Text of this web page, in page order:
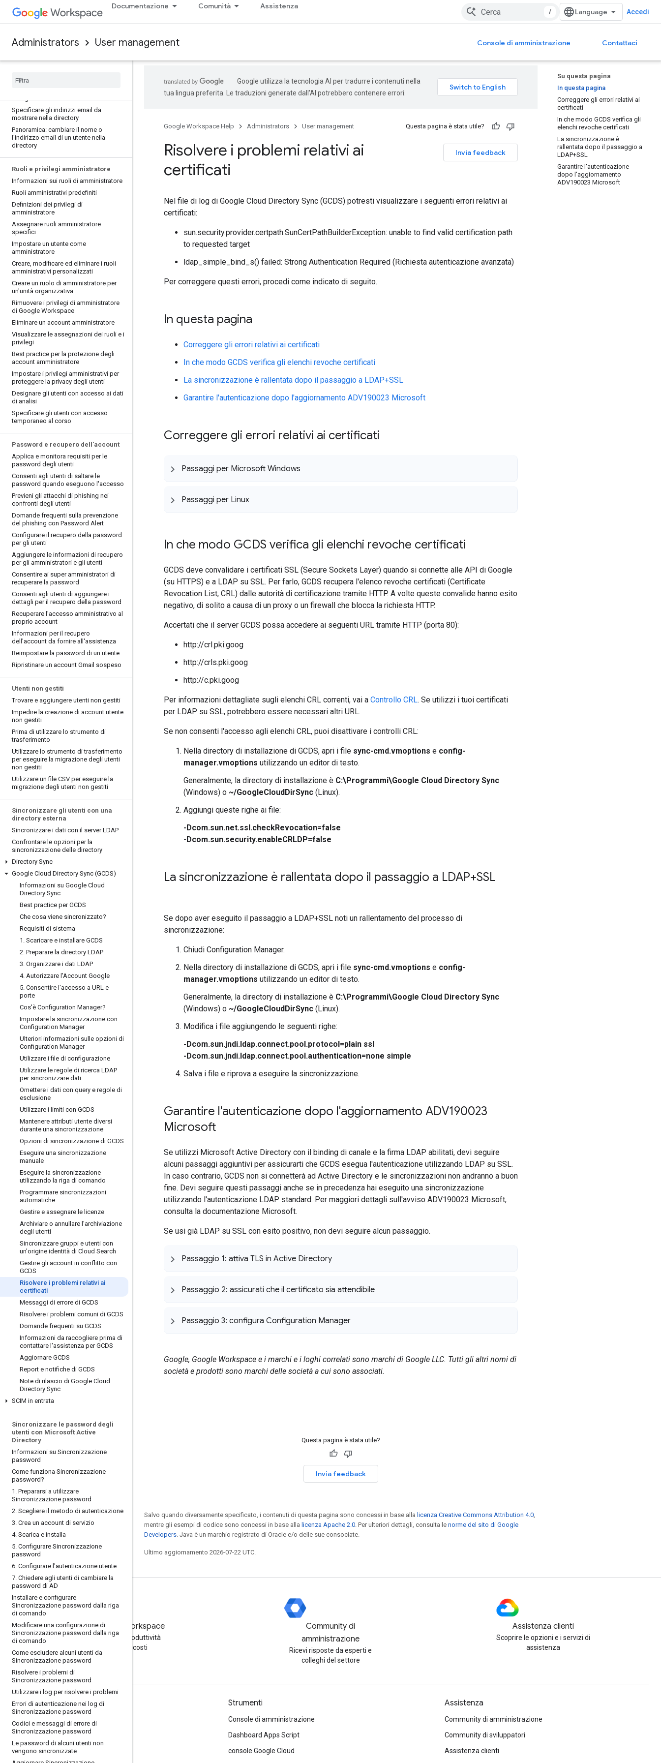
Documentazione Comunità Assistenza
/ Accedi
Administrators User management Console di amministrazione Contattaci
Consentire ad app di terze parti di
accedere ai dati della directory
Indirizzi email e alias
Panoramica: aggiungere indirizzi email
Aggiungere o eliminare un indirizzo
Delegare l'indirizzo email di un utente
Specificare gli indirizzi email da
mostrare nella directory
Panoramica: cambiare il nome o
l'indirizzo email di un utente nella
directory
Ruoli e privilegi amministratore
Informazioni sui ruoli di amministratore
Ruoli amministrativi predefiniti
Definizioni dei privilegi di
amministratore
Assegnare ruoli amministratore
specifici
Impostare un utente come
amministratore
Creare, modificare ed eliminare i ruoli
amministrativi personalizzati
Creare un ruolo di amministratore per
un'unità organizzativa
Rimuovere i privilegi di amministratore
di Google Workspace
Eliminare un account amministratore
Visualizzare le assegnazioni dei ruoli e i
privilegi
Best practice per la protezione degli
account amministratore
Impostare i privilegi amministrativi per
proteggere la privacy degli utenti
Designare gli utenti con accesso ai dati
di analisi
Specificare gli utenti con accesso
temporaneo al corso
Password e recupero dell'account
Applica e monitora requisiti per le
password degli utenti
Consenti agli utenti di saltare le
password quando eseguono l'accesso
Previeni gli attacchi di phishing nei
confronti degli utenti
Domande frequenti sulla prevenzione
del phishing con Password Alert
Configurare il recupero della password
per gli utenti
Aggiungere le informazioni di recupero
per gli amministratori e gli utenti
Consentire ai super amministratori di
recuperare la password
Consenti agli utenti di aggiungere i
dettagli per il recupero della password
Recuperare l'accesso amministrativo al
proprio account
Informazioni per il recupero
dell'account da fornire all'assistenza
Reimpostare la password di un utente
Ripristinare un account Gmail sospeso
Utenti non gestiti
Trovare e aggiungere utenti non gestiti
Impedire la creazione di account utente
non gestiti
Prima di utilizzare lo strumento di
trasferimento
Utilizzare lo strumento di trasferimento
per eseguire la migrazione degli utenti
non gestiti
Utilizzare un file CSV per eseguire la
migrazione degli utenti non gestiti
Sincronizzare gli utenti con una
directory esterna
Sincronizzare i dati con il server LDAP
Confrontare le opzioni per la
sincronizzazione delle directory
Directory Sync
Google Cloud Directory Sync (GCDS)
Informazioni su Google Cloud
Directory Sync
Best practice per GCDS
Che cosa viene sincronizzato?
Requisiti di sistema
1 . Scaricare e installare GCDS
2. Preparare la directory LDAP
3. Organizzare i dati LDAP
4. Autorizzare l'Account Google
5. Consentire l'accesso a URL e
porte
Cos'è Configuration Manager?
Impostare la sincronizzazione con
Configuration Manager
Ulteriori informazioni sulle opzioni di
Configuration Manager
Utilizzare i file di configurazione
Utilizzare le regole di ricerca LDAP
per sincronizzare dati
Omettere i dati con query e regole di
esclusione
Utilizzare i limiti con GCDS
Mantenere attributi utente diversi
durante una sincronizzazione
Opzioni di sincronizzazione di GCDS
Eseguire una sincronizzazione
manuale
Eseguire la sincronizzazione
utilizzando la riga di comando
Programmare sincronizzazioni
automatiche
Gestire e assegnare le licenze
Archiviare o annullare l'archiviazione
degli utenti
Sincronizzare gruppi e utenti con
un'origine identità di Cloud Search
Gestire gli account in conflitto con
GCDS
Risolvere i problemi relativi ai
certificati
Messaggi di errore di GCDS
Risolvere i problemi comuni di GCDS
Domande frequenti su GCDS
Informazioni da raccogliere prima di
contattare l'assistenza per GCDS
Aggiornare GCDS
Report e notifiche di GCDS
Note di rilascio di Google Cloud
Directory Sync
SCIM in entrata
Sincronizzare le password degli
utenti con Microsoft Active
Directory
Informazioni su Sincronizzazione
password
Come funziona Sincronizzazione
password?
1 . Prepararsi a utilizzare
Sincronizzazione password
2. Scegliere il metodo di autenticazione
3. Crea un account di servizio
4. Scarica e installa
5. Configurare Sincronizzazione
password
6. Configurare l'autenticazione utente
7. Chiedere agli utenti di cambiare la
password di AD
Installare e configurare
Sincronizzazione password dalla riga
di comando
Modificare una configurazione di
Sincronizzazione password dalla riga
di comando
Come escludere alcuni utenti da
Sincronizzazione password
Risolvere i problemi di
Sincronizzazione password
Utilizzare i log per risolvere i problemi
Errori di autenticazione nei log di
Sincronizzazione password
Codici e messaggi di errore di
Sincronizzazione password
Le password di alcuni utenti non
vengono sincronizzate
Su questa pagina
In questa pagina
Correggere gli errori relativi ai
certificati
In che modo GCDS verifica gli
elenchi revoche certificati
La sincronizzazione è
rallentata dopo il passaggio a
LDAP+SSL
Garantire l'autenticazione
dopo l'aggiornamento
ADV190023 Microsoft
Google utilizza la tecnologia AI per tradurre i contenuti nella
tua lingua preferita. Le traduzioni generate dall'AI potrebbero contenere errori.
Google Workspace Help Administrators User management Questa pagina è stata utile?
Invia feedback
Risolvere i problemi relativi ai
certificati
Nel file di log di Google Cloud Directory Sync (GCDS) potresti visualizzare i seguenti errori relativi ai
certificati:
sun.security.provider.certpath.SunCertPathBuilderException: unable to find valid certification path
to requested target
ldap_simple_bind_s() failed: Strong Authentication Required (Richiesta autenticazione avanzata)
Per correggere questi errori, procedi come indicato di seguito.
In questa pagina
Correggere gli errori relativi ai certificati
In che modo GCDS verifica gli elenchi revoche certificati
La sincronizzazione è rallentata dopo il passaggio a LDAP+SSL
Garantire l'autenticazione dopo l'aggiornamento ADV190023 Microsoft
Correggere gli errori relativi ai certificati
Passaggi per Microsoft Windows
Passaggi per Linux
In che modo GCDS verifica gli elenchi revoche certificati
GCDS deve convalidare i certificati SSL (Secure Sockets Layer) quando si connette alle API di Google
(su HTTPS) e a LDAP su SSL. Per farlo, GCDS recupera l'elenco revoche certificati (Certificate
Revocation List, CRL) dalle autorità di certificazione tramite HTTP. A volte queste convalide hanno esito
negativo, di solito a causa di un proxy o un firewall che blocca la richiesta HTTP.
Accertati che il server GCDS possa accedere ai seguenti URL tramite HTTP (porta 80):
http://crl.pki.goog
http://crls.pki.goog
http://c.pki.goog
Per informazioni dettagliate sugli elenchi CRL correnti, vai a Controllo CRL. Se utilizzi i tuoi certificati
per LDAP su SSL, potrebbero essere necessari altri URL.
Se non consenti l'accesso agli elenchi CRL, puoi disattivare i controlli CRL:
Nella directory di installazione di GCDS, apri i file sync-cmd.vmoptions e config-
manager.vmoptions utilizzando un editor di testo.
Generalmente, la directory di installazione è C:\Programmi\Google Cloud Directory Sync
(Windows) o ~/GoogleCloudDirSync (Linux).
Aggiungi queste righe ai file:
-Dcom.sun.net.ssl.checkRevocation=false
-Dcom.sun.security.enableCRLDP=false
La sincronizzazione è rallentata dopo il passaggio a LDAP+SSL
Se dopo aver eseguito il passaggio a LDAP+SSL noti un rallentamento del processo di
sincronizzazione:
Chiudi Configuration Manager.
Nella directory di installazione di GCDS, apri i file sync-cmd.vmoptions e config-
manager.vmoptions utilizzando un editor di testo.
Generalmente, la directory di installazione è C:\Programmi\Google Cloud Directory Sync
(Windows) o ~/GoogleCloudDirSync (Linux).
Modifica i file aggiungendo le seguenti righe:
-Dcom.sun.jndi.ldap.connect.pool.protocol=plain ssl
-Dcom.sun.jndi.ldap.connect.pool.authentication=none simple
Salva i file e riprova a eseguire la sincronizzazione.
Garantire l'autenticazione dopo l'aggiornamento ADV190023
Microsoft
Se utilizzi Microsoft Active Directory con il binding di canale e la firma LDAP abilitati, devi seguire
alcuni passaggi aggiuntivi per assicurarti che GCDS esegua l'autenticazione utilizzando LDAP su SSL.
In caso contrario, GCDS non si connetterà ad Active Directory e le sincronizzazioni non andranno a buon
fine. Devi seguire questi passaggi anche se in precedenza hai eseguito una sincronizzazione
utilizzando l'autenticazione LDAP standard. Per maggiori dettagli sull'avviso ADV190023 Microsoft,
consulta la documentazione Microsoft.
Se usi già LDAP su SSL con esito positivo, non devi seguire alcun passaggio.
Passaggio 1: attiva TLS in Active Directory
Passaggio 2: assicurati che il certificato sia attendibile
Passaggio 3: configura Configuration Manager
Google, Google Workspace e i marchi e i loghi correlati sono marchi di Google LLC. Tutti gli altri nomi di
società e prodotti sono marchi delle società a cui sono associati.
Questa pagina è stata utile?
Invia feedback
Salvo quando diversamente specificato, i contenuti di questa pagina sono concessi in base alla licenza Creative Commons Attribution 4.0,
mentre gli esempi di codice sono concessi in base alla licenza Apache 2.0. Per ulteriori dettagli, consulta le norme del sito di Google
Developers. Java è un marchio registrato di Oracle e/o delle sue consociate.
Ultimo aggiornamento 2026-07-22 UTC.
Prova Google Workspace
Aumenta la tua produttività
con l'AI senza costi
Community di
amministrazione
Ricevi risposte da esperti e
colleghi del settore
Assistenza clienti
Scoprire le opzioni e i servizi di
assistenza
Documentazione e formazione
Centri assistenza
Guide per gli sviluppatori
Centro didattico
Strumenti
Console di amministrazione
Dashboard Apps Script
console Google Cloud
Assistenza
Community di amministrazione
Community di sviluppatori
Assistenza clienti